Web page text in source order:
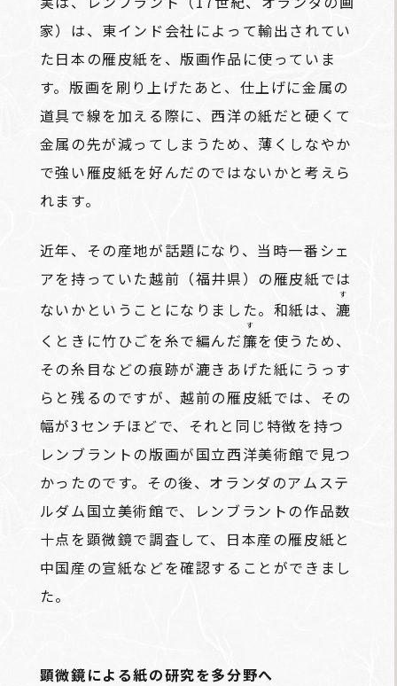
家）は、東インド会社によって輸出されてい
た日本の雁皮紙を、版画作品に使っていま
す。版画を刷り上げたあと、仕上げに金属の
道具で線を加える際に、西洋の紙だと硬くて
金属の先が減ってしまうため、薄くしなやか
で強い雁皮紙を好んだのではないかと考えら
れます。
近年、その産地が話題になり、当時一番シェ
アを持っていた越前（福井県）の雁皮紙では
ないかということになりました。和紙は、漉
す
くときに竹ひごを糸で編んだ簾
す
を使うため、
その糸目などの痕跡が漉きあげた紙にうっす
らと残るのですが、越前の雁皮紙では、その
幅が3センチほどで、それと同じ特徴を持つ
レンブラントの版画が国立西洋美術館で見つ
かったのです。その後、オランダのアムステ
ルダム国立美術館で、レンブラントの作品数
十点を顕微鏡で調査して、日本産の雁皮紙と
中国産の宣紙などを確認することができまし
た。
顕微鏡による紙の研究を多分野へ